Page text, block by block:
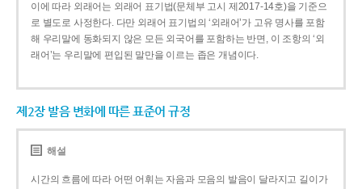
이에 따라 외래어는 외래어 표기법(문체부 고시 제2017-14호)을 기준으
로 별도로 사정한다. 다만 외래어 표기법의 ‘외래어’가 고유 명사를 포함
해 우리말에 동화되지 않은 모든 외국어를 포함하는 반면, 이 조항의 ‘외
래어’는 우리말에 편입된 말만을 이르는 좁은 개념이다.
제2장 발음 변화에 따른 표준어 규정
해설
시간의 흐름에 따라 어떤 어휘는 자음과 모음의 발음이 달라지고 길이가